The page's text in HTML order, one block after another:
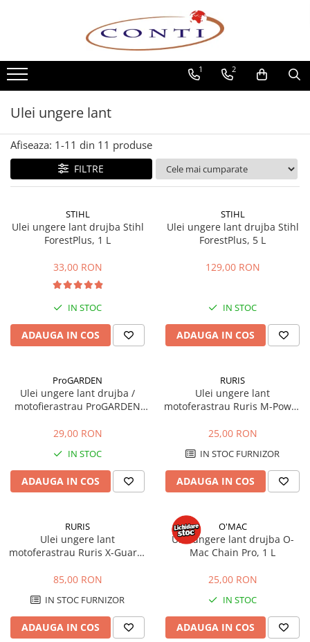
Toate Produsele
Casa si Gradina
Utilaje pentru gradina si accesorii
Atomizoare si Pulverizatoare
Despicatoare de lemne
Drujbe si fierastraie cu lant
Fierastraie pentru busteni
Foarfeci de gradina
Motocoase si accesorii
Motocositori
Motoburghie
Sisteme combinate &
multifunctionale
Tocatoare de crengi si resturi
Tractoare si Utilaje agricole
Accesorii utilaje de gradina
Articole de bucatarie
Afumatoare
Aparate de vidat
Feliatoare
Masini de framantat aluat
Masini de tocat carne
Masini de umplut carnati
Razatoare branzeturi
Storcatoare de rosii
Accesorii articole de bucatarie
Gradina & Terasa
Mobilier gradina
1 2
Ulei ungere lant
Afiseaza: 1-11 din 11 produse
FILTRE
STIHL
Ulei ungere lant drujba Stihl
ForestPlus, 1 L
33,00 RON
IN STOC
ADAUGA IN COS
STIHL
Ulei ungere lant drujba Stihl
ForestPlus, 5 L
129,00 RON
IN STOC
ADAUGA IN COS
ProGARDEN
Ulei ungere lant drujba /
motofierastrau ProGARDEN
29,00 RON
IN STOC
ADAUGA IN COS
RURIS
Ulei ungere lant
motoferastrau Ruris M-Power
25,00 RON
IN STOC FURNIZOR
ADAUGA IN COS
RURIS
Ulei ungere lant
motoferastrau Ruris X-Guard,
85,00 RON
IN STOC FURNIZOR
ADAUGA IN COS
O'MAC
Ulei ungere lant drujba O-
Mac Chain Pro, 1 L
25,00 RON
IN STOC
ADAUGA IN COS